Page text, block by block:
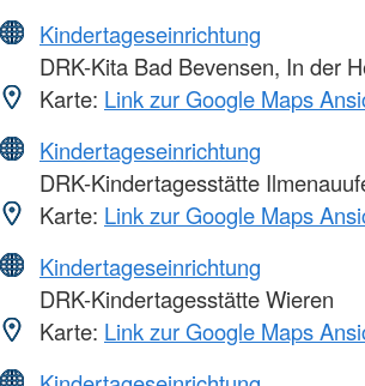
Kindertageseinrichtung
DRK-Kita Bad Bevensen, In der
Karte: Link zur Google Maps
Kindertageseinrichtung
DRK-Kindertagesstätte
Karte: Link zur Google Maps
Kindertageseinrichtung
DRK-Kindertagesstätte Wieren
Karte: Link zur Google Maps